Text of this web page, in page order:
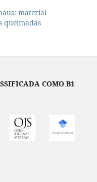
material
queimadas
COMO B1